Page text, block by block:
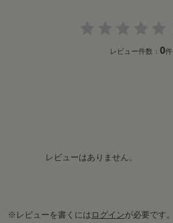
レビュー件数： 0件
レビューはありません。
※レビューを書くにはログインが必要です。